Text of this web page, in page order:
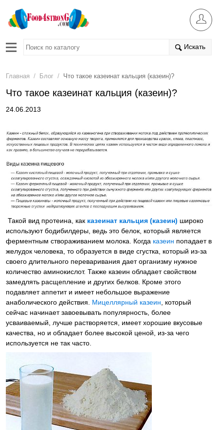
Искать
Главная / Блог / Что такое казеинат кальция (казеин)?
Что такое казеинат кальция (казеин)?
24.06.2013
Такой вид протеина, как казеинат кальция (казеин) широко
используют бодибилдеры, ведь это белок, который является
ферментным створаживанием молока. Когда казеин попадает в
желудок человека, то образуется в виде сгустка, который из-за
своего длительного переваривания дает организму нужное
количество аминокислот. Также казеин обладает свойством
замедлять расщепление и других белков. Кроме этого
подавляет аппетит и имеет небольшое выражение
анаболического действия. Мицеллярный казеин , который
сейчас начинает завоевывать популярность, более
усваиваемый, лучше растворяется, имеет хорошие вкусовые
качества, но и обладает более высокой ценой, из-за чего
используется не так часто.